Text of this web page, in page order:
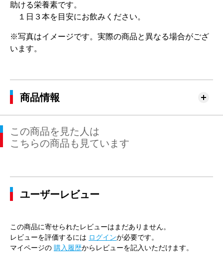
助ける栄養素です。
１日３本を目安にお飲みください。
※写真はイメージです。実際の商品と異なる場合がござ
います。
商品情報
この商品を見た人は
こちらの商品も見ています
ユーザーレビュー
この商品に寄せられたレビューはまだありません。
レビューを評価するには ログインが必要です。
マイページの 購入履歴からレビューを記入いただけます。